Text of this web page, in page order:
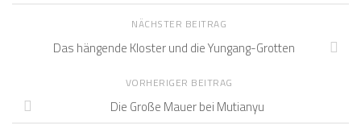
NÄCHSTER BEITRAG
Das hängende Kloster und die Yungang-Grotten
VORHERIGER BEITRAG
Die Große Mauer bei Mutianyu